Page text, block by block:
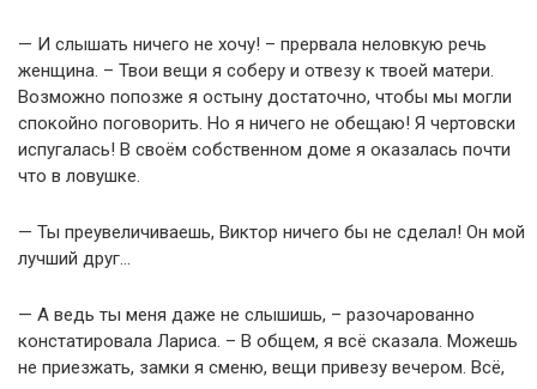
— И слышать ничего не хочу! – прервала неловкую речь
женщина. – Твои вещи я соберу и отвезу к твоей матери.
Возможно попозже я остыну достаточно, чтобы мы могли
спокойно поговорить. Но я ничего не обещаю! Я чертовски
испугалась! В своём собственном доме я оказалась почти
что в ловушке.
— Ты преувеличиваешь, Виктор ничего бы не сделал! Он мой
лучший друг…
— А ведь ты меня даже не слышишь, – разочарованно
констатировала Лариса. – В общем, я всё сказала. Можешь
не приезжать, замки я сменю, вещи привезу вечером. Всё,